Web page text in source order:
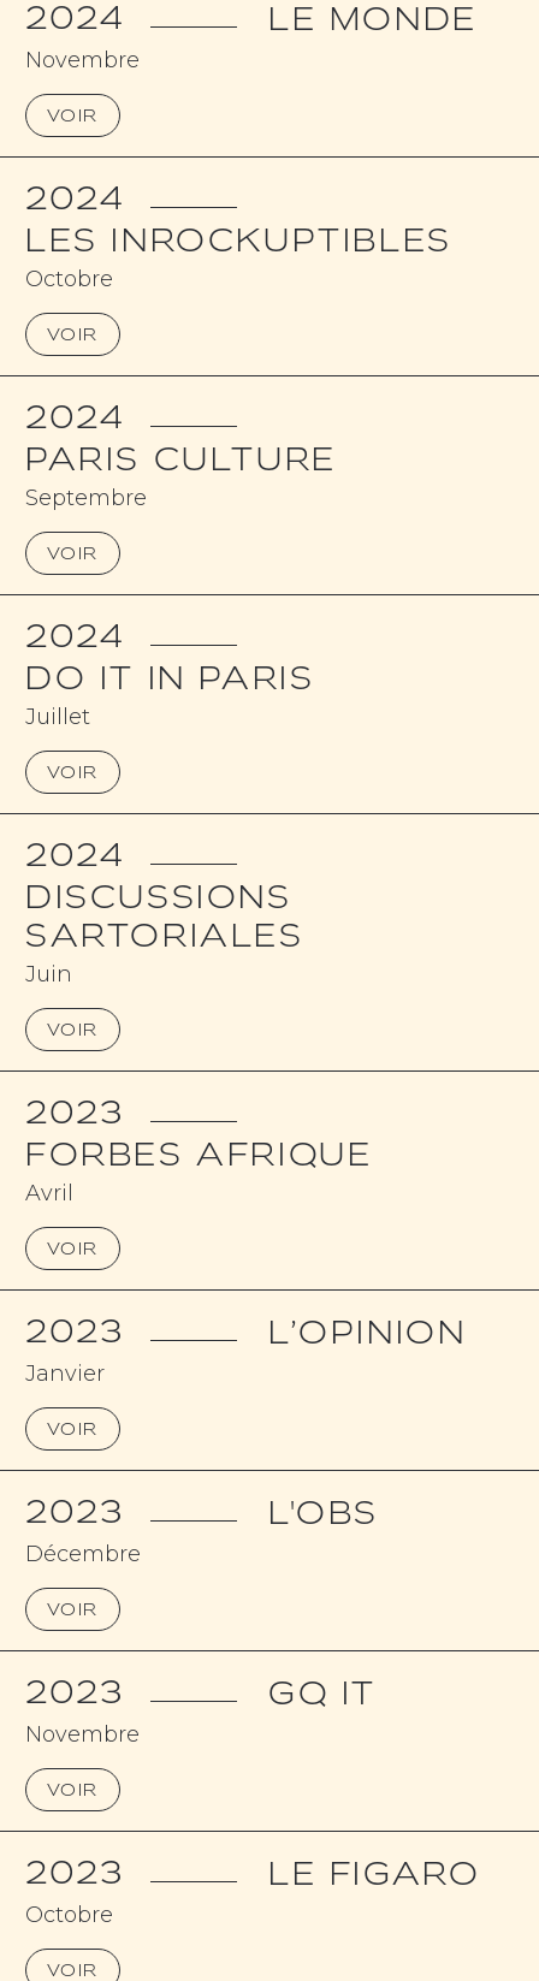
2024 LE MONDE
Novembre
VOIR
2024
LES INROCKUPTIBLES
Octobre
VOIR
2024
PARIS CULTURE
Septembre
VOIR
2024
DO IT IN PARIS
Juillet
VOIR
2024
DISCUSSIONS
SARTORIALES
Juin
VOIR
2023
FORBES AFRIQUE
Avril
VOIR
2023 L’OPINION
Janvier
VOIR
2023 L'OBS
Décembre
VOIR
2023 GQ IT
Novembre
VOIR
2023 LE FIGARO
Octobre
VOIR